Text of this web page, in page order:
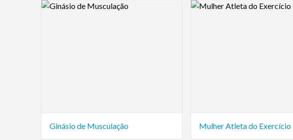
Logo Preview Image
Ginásio de Musculação
Logo Preview Image
Mulher Atleta do Exercício